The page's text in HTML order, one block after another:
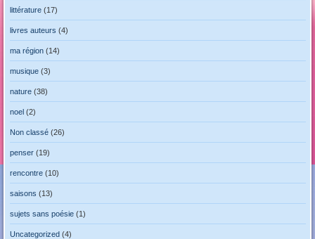
littérature(17)
livres auteurs (4)
ma région(14)
musique(3)
nature(38)
noel(2)
Non classé(26)
penser(19)
rencontre(10)
saisons (13)
sujets sans poésie(1)
Uncategorized(4)